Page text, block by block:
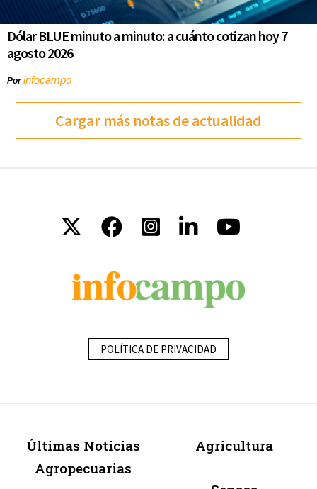
Dólar BLUE minuto a minuto: a cuánto cotizan hoy 7
agosto 2026
Porinfocampo
Cargar más notas de actualidad
POLÍTICA DE PRIVACIDAD
Últimas Noticias
Agropecuarias
Agricultura